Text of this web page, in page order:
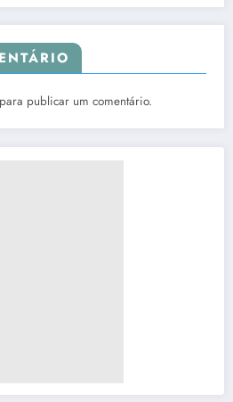
para publicar um comentário.